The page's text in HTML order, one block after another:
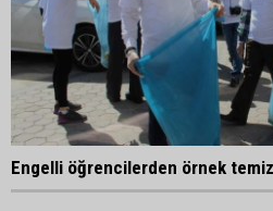
Engelli öğrencilerden örnek